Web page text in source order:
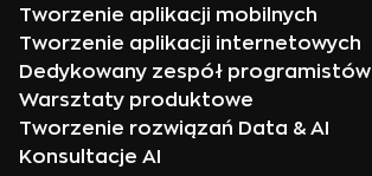
Tworzenie aplikacji mobilnych
Tworzenie aplikacji internetowych
Dedykowany zespół programistów
Warsztaty produktowe
Tworzenie rozwiązań Data & AI
Konsultacje AI